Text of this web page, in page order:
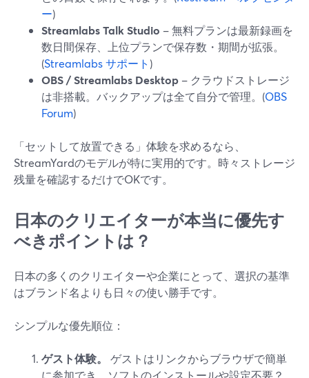
ー)
Streamlabs Talk Studio – 無料プランは最新録画を
数日間保存、上位プランで保存数・期間が拡張。
(Streamlabs サポート )
OBS / Streamlabs Desktop – クラウドストレージ
は非搭載。バックアップは全て自分で管理。(OBS
Forum)
「セットして放置できる」体験を求めるなら、
StreamYardのモデルが特に実用的です。時々ストレージ
残量を確認するだけでOKです。
日本のクリエイターが本当に優先す
べきポイントは？
日本の多くのクリエイターや企業にとって、選択の基準
はブランド名よりも日々の使い勝手です。
シンプルな優先順位：
ゲスト体験。
ゲストはリンクからブラウザで簡単
に参加でき、ソフトのインストールや設定不要？